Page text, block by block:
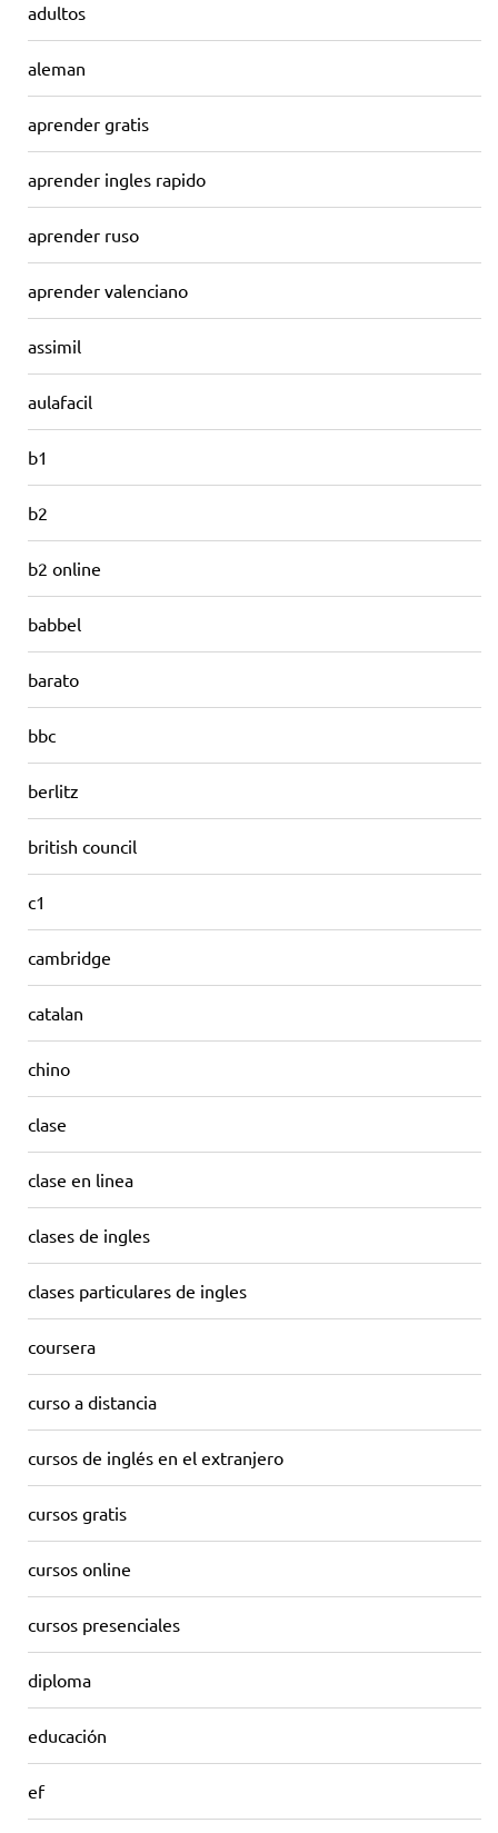
adultos
aleman
aprender gratis
aprender ingles rapido
aprender ruso
aprender valenciano
assimil
aulafacil
b1
b2
b2 online
babbel
barato
bbc
berlitz
british council
c1
cambridge
catalan
chino
clase
clase en linea
clases de ingles
clases particulares de ingles
coursera
curso a distancia
cursos de inglés en el extranjero
cursos gratis
cursos online
cursos presenciales
diploma
educación
ef